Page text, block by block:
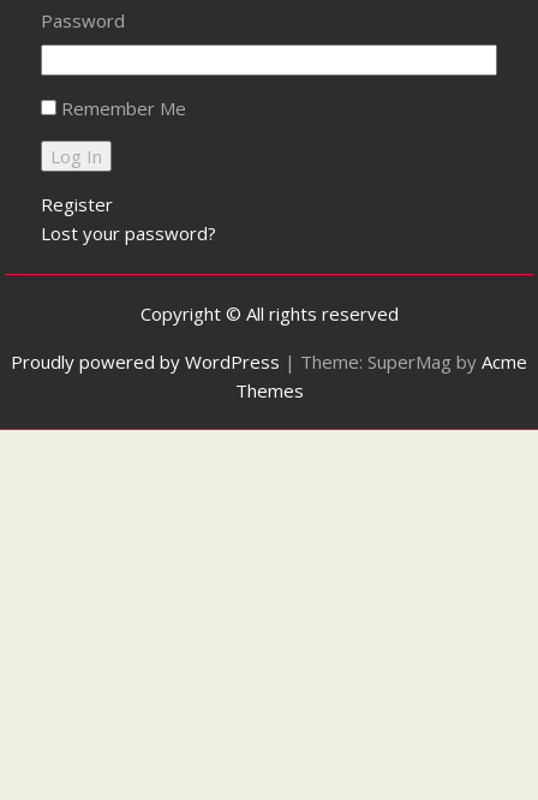
Password
Remember Me
Register
Lost your password?
Copyright © All rights reserved
Proudly powered by WordPress | Theme: SuperMag by Acme
Themes